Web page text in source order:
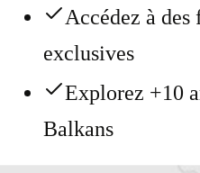
Accédez à
exclusives
Explorez +10
Balkans